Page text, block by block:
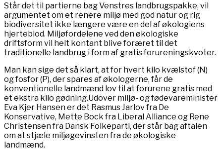
Står det til partierne bag Venstres landbrugspakke, vil
argumentet om et renere miljø med god natur og rig
biodiversitet ikke længere være en del af økologiens
hjerteblod. Miljøfordelene ved den økologiske
driftsform vil helt kontant blive foræret til det
traditionelle landbrug i form af gratis forureningskvoter.
Man kan sige det så klart, at for hvert kilo kvælstof (N)
og fosfor (P), der spares af økologerne, får de
konventionelle landmænd lov til at forurene gratis med
et ekstra kilo gødning.Udover miljø- og fødevareminister
Eva Kjer Hansen er det Rasmus Jarlov fra De
Konservative, Mette Bock fra Liberal Alliance og Rene
Christensen fra Dansk Folkeparti, der står bag aftalen
om at stjæle miljøgevinsten fra de økologiske
landmænd.